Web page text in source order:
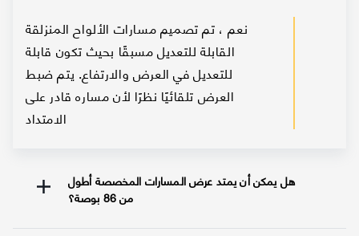
نعم ، تم تصميم مسارات الألواح المنزلقة
القابلة للتعديل مسبقًا بحيث تكون قابلة
للتعديل في العرض والارتفاع. يتم ضبط
العرض تلقائيًا نظرًا لأن مساره قادر على
الامتداد
هل يمكن أن يمتد عرض المسارات المخصصة أطول
من 86 بوصة؟